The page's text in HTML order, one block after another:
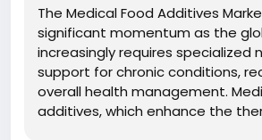
The Medical Food Additives
significant momentum as the
increasingly requires specialized
support for chronic conditions,
overall health management.
additives, which enhance the